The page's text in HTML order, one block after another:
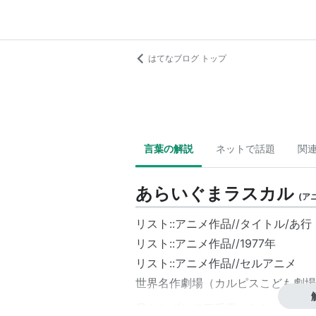
はてなブログ トップ
言葉の解説 ネットで話題 関
あらいぐまラスカル (ア
リスト::アニメ作品//タイトル/あ行
リスト::アニメ作品//1977年
リスト::アニメ作品//セルアニメ
世界名作劇場（カルピスこども劇
あらいぐま